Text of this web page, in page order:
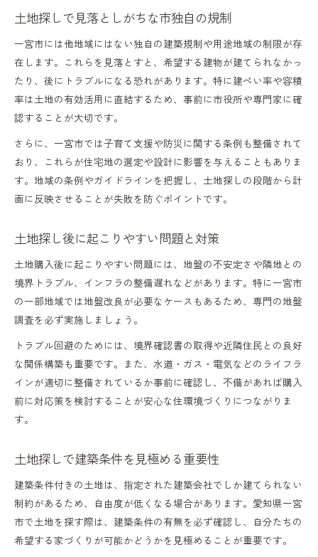
土地探しで見落としがちな市独自の規制
一宮市には他地域にはない独自の建築規制や用途地域の制限が存
在します。これらを見落とすと、希望する建物が建てられなかっ
たり、後にトラブルになる恐れがあります。特に建ぺい率や容積
率は土地の有効活用に直結するため、事前に市役所や専門家に確
認することが大切です。
さらに、一宮市では子育て支援や防災に関する条例も整備されて
おり、これらが住宅地の選定や設計に影響を与えることもありま
す。地域の条例やガイドラインを把握し、土地探しの段階から計
画に反映させることが失敗を防ぐポイントです。
土地探し後に起こりやすい問題と対策
土地購入後に起こりやすい問題には、地盤の不安定さや隣地との
境界トラブル、インフラの整備遅れなどがあります。特に一宮市
の一部地域では地盤改良が必要なケースもあるため、専門の地盤
調査を必ず実施しましょう。
トラブル回避のためには、境界確認書の取得や近隣住民との良好
な関係構築も重要です。また、水道・ガス・電気などのライフラ
インが適切に整備されているか事前に確認し、不備があれば購入
前に対応策を検討することが安心な住環境づくりにつながりま
す。
土地探しで建築条件を見極める重要性
建築条件付きの土地は、指定された建築会社でしか建てられない
制約があるため、自由度が低くなる場合があります。愛知県一宮
市で土地を探す際は、建築条件の有無を必ず確認し、自分たちの
希望する家づくりが可能かどうかを見極めることが重要です。